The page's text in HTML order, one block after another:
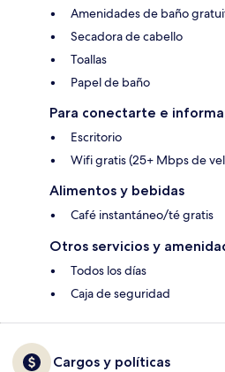
Amenidades de baño
Secadora de cabello
Toallas
Papel de baño
Para conectarte e
Escritorio
Wifi gratis (25+ Mbps de
Alimentos y bebidas
Café instantáneo/té gratis
Otros servicios y
Todos los días
Caja de seguridad
Cargos y políticas